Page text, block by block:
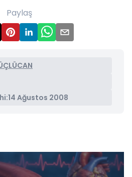
Paylaş
14 Ağustos 2008